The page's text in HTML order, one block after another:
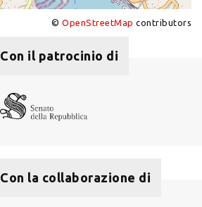
© OpenStreetMap contributors
Con il patrocinio di
Con la collaborazione di